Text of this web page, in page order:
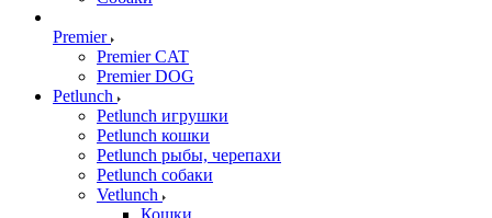
Premier
Premier CAT
Premier DOG
Petlunch
Petlunch игрушки
Petlunch кошки
Petlunch рыбы, черепахи
Petlunch собаки
Vetlunch
Кошки